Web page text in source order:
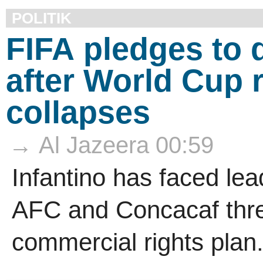
POLITIK
FIFA pledges to
after World Cup
collapses
→ Al Jazeera 00:59
Infantino has faced
AFC and Concacaf
commercial rights